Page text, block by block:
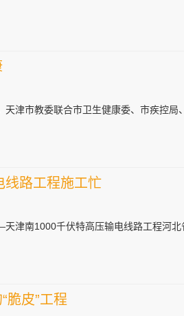
津市教委联合市卫生健康委、市疾控局
路工程施工忙
津南1000千伏特高压输电线路工程河北
脆皮”工程